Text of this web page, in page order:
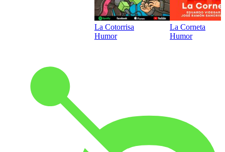
La Cotorrisa
Humor
La Corneta
Humor